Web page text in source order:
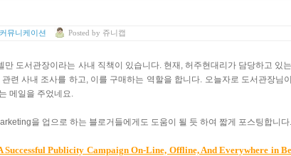
뮤니케이션 Posted by 쥬니캡
만 도서관장이라는 사내 직책이 있습니다. 현재, 허주현대리가 담당하고 있
련 사내 조사를 하고, 이를 구매하는 역할을 합니다. 오늘자로 도서관장님
메일을 주었네요.
을 업으로 하는 블로거들에게도 도움이 될 듯 하여 짧게 포스팅합니다.
Publicity Campaign On-Line, Offline, And Everywhere in